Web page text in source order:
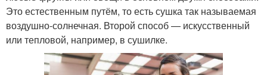
Это естественным путём, то есть сушка так называемая
воздушно-солнечная. Второй способ — искусственный
или тепловой, например, в сушилке.